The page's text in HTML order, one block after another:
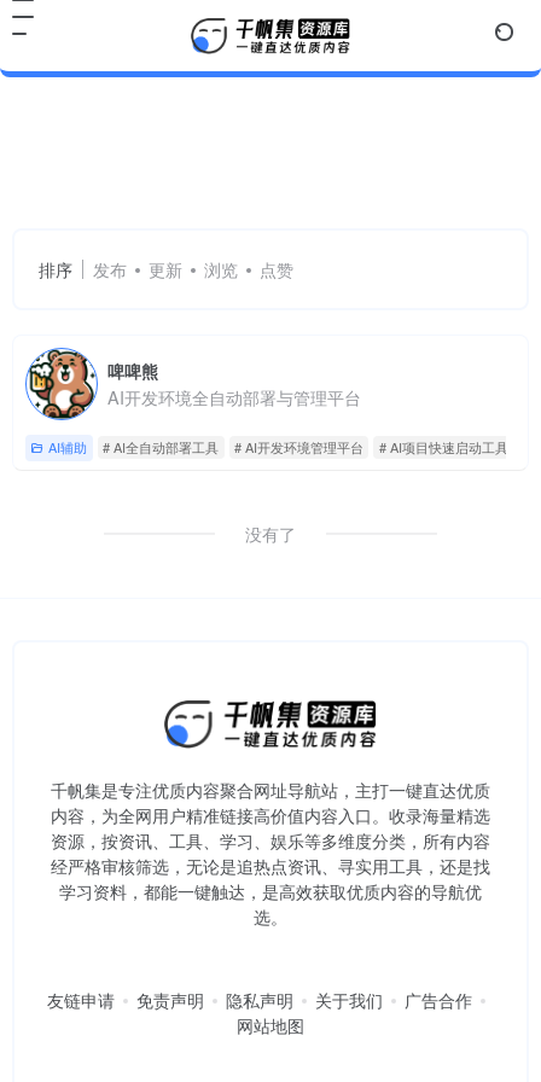
排序 发布 更新 浏览 点赞
啤啤熊
AI开发环境全自动部署与管理平台
AI辅助 # AI全自动部署工具 # AI开发环境管理平台 # AI项目快速启动工具
没有了
千帆集是专注优质内容聚合网址导航站，主打一键直达优质
内容，为全网用户精准链接高价值内容入口。​收录海量精选
资源，按资讯、工具、学习、娱乐等多维度分类，所有内容
经严格审核筛选，无论是追热点资讯、寻实用工具，还是找
学习资料，都能一键触达，是高效获取优质内容的导航优
选。
友链申请 免责声明 隐私声明 关于我们
广告合作
网站地图